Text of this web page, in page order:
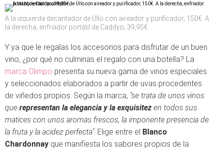
A la izquierda decantador de Üllo con aireador y purificador, 150€. A
la derecha, enfriador portátil de Caddyo, 39,95€.
Y ya que le regalas los accesorios para disfrutar de un buen
vino, ¿por qué no culminas el regalo con una botella? La
marca Olimpo presenta su nueva gama de vinos especiales
y seleccionados elaborados a partir de uvas procedentes
de viñedos propios. Según la marca, "se trata de unos vinos
que representan la elegancia y la exquisitez en todos sus
matices con unos aromas frescos, la imponente presencia de
la fruta y la acidez perfecta". Elige entre el Blanco
Chardonnay que manifiesta los sabores propios de la